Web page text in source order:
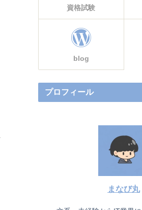
資格試験
blog
プロフィール
まなび丸